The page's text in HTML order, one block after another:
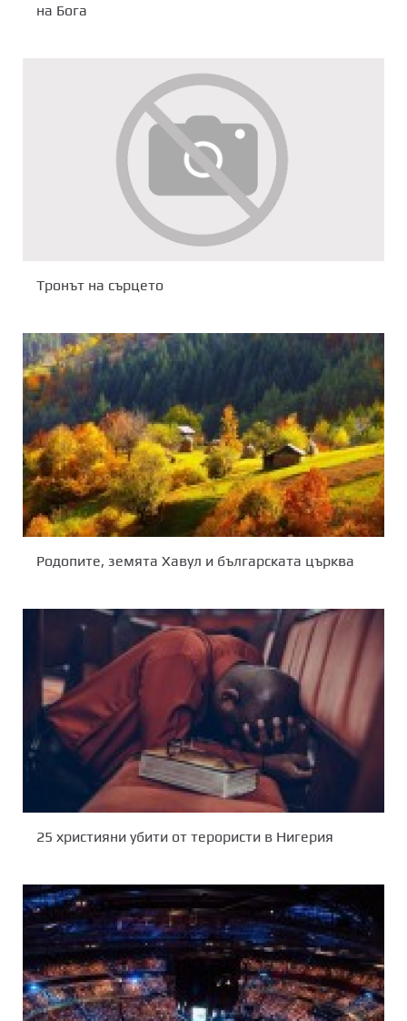
на Бога
Тронът на сърцето
Родопите, земята Хавул и българската църква
25 християни убити от терористи в Нигерия